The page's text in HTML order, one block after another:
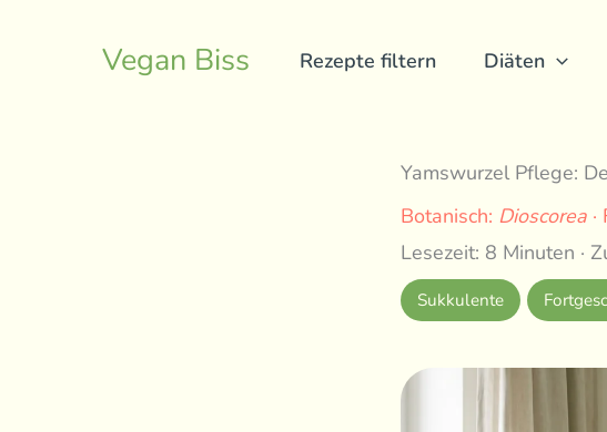
Vegan Biss Rezepte filtern Diäten
Yamswurzel Pflege:
Botanisch: Dioscorea
Lesezeit: 8 Minuten ·
Sukkulente